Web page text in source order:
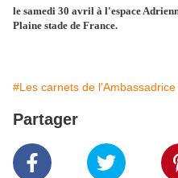
le samedi 30 avril à l'espace
Plaine stade de France.
#Les carnets de l'Ambassadrice
Partager